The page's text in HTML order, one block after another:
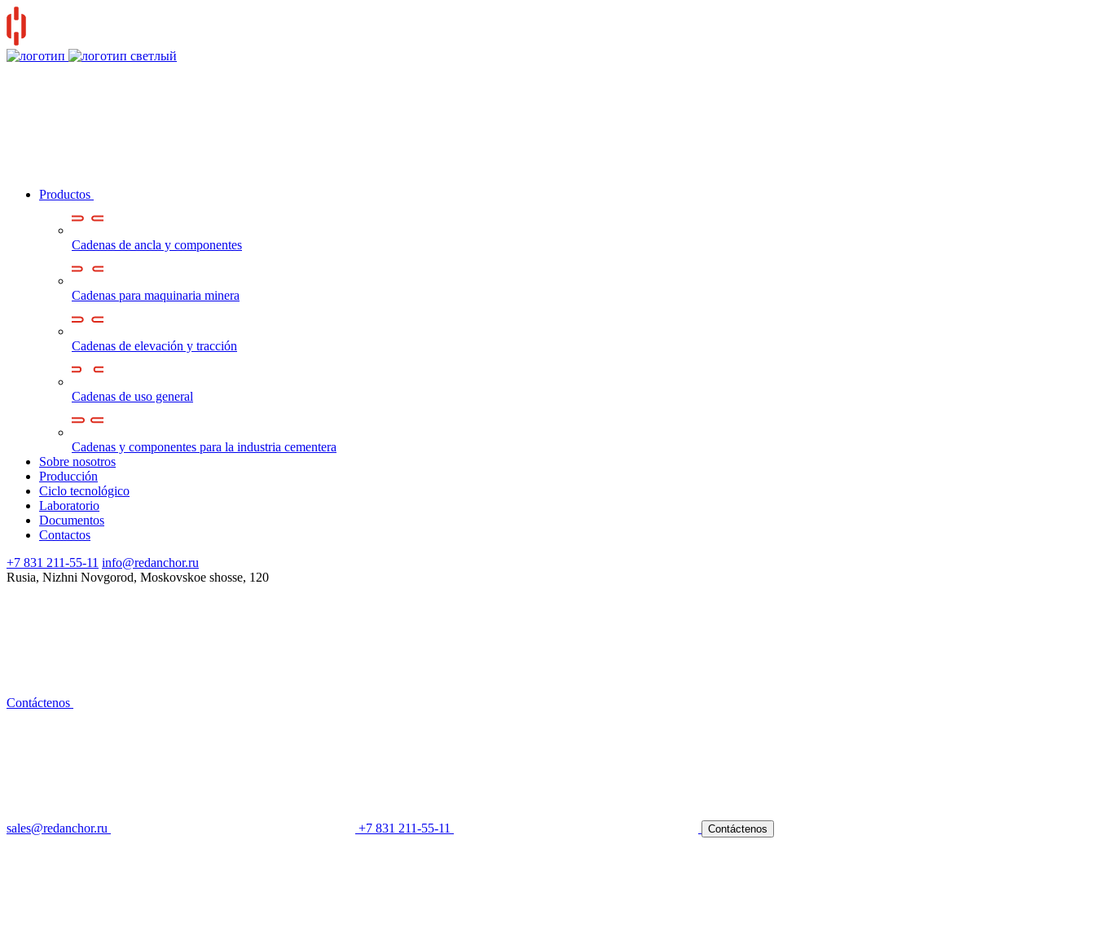
Productos
Cadenas de ancla y componentes
Cadenas para maquinaria minera
Cadenas de elevación y tracción
Cadenas de uso general
Cadenas y componentes para la industria cementera
Sobre nosotros
Producción
Ciclo tecnológico
Laboratorio
Documentos
Contactos
+7 831 211-55-11 info@redanchor.ru
Rusia, Nizhni Novgorod, Moskovskoe shosse, 120
Contáctenos
sales@redanchor.ru +7 831 211-55-11 Contáctenos